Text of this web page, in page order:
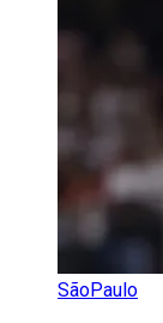
SãoPaulo